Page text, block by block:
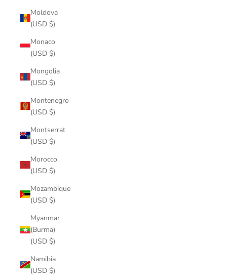
Moldova
(USD $)
Monaco
(USD $)
Mongolia
(USD $)
Montenegro
(USD $)
Montserrat
(USD $)
Morocco
(USD $)
Mozambique
(USD $)
Myanmar
(Burma)
(USD $)
Namibia
(USD $)